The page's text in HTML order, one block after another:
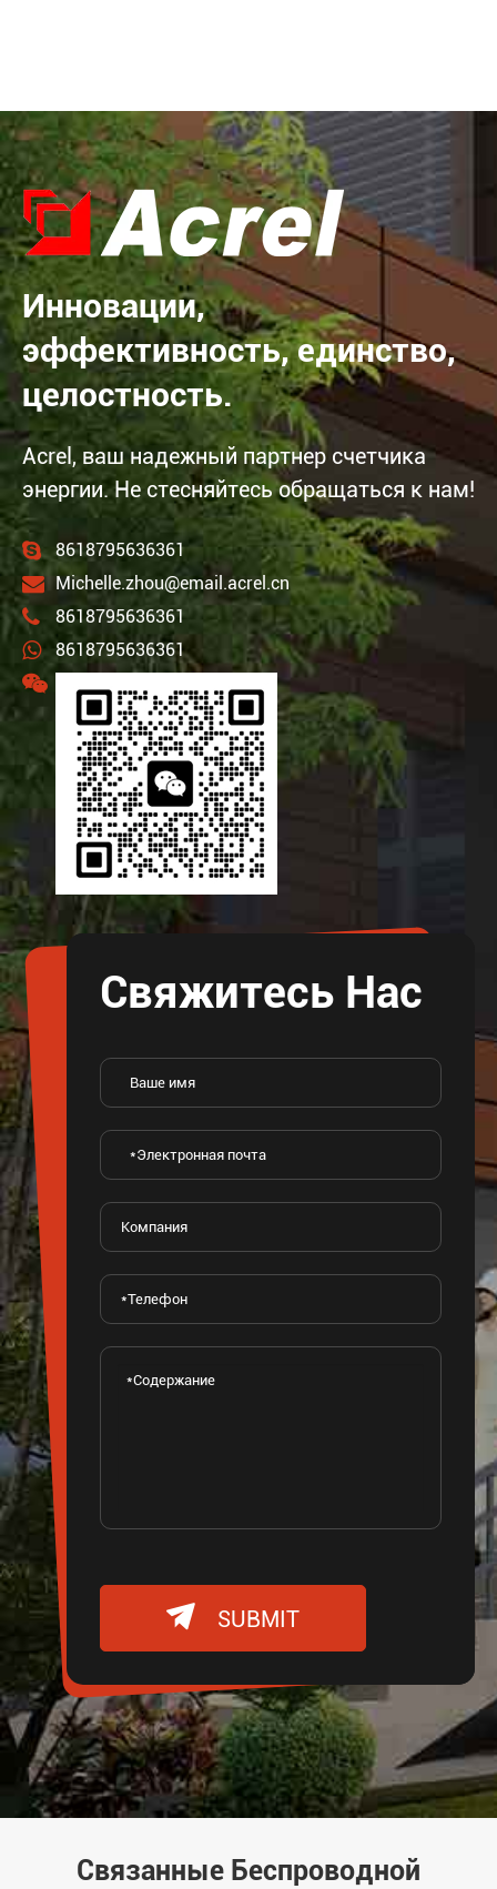
Инновации,
эффективность, единство,
целостность.
Acrel, ваш надежный партнер счетчика
энергии. Не стесняйтесь обращаться к нам!
8618795636361
Michelle.zhou@email.acrel.cn
8618795636361
8618795636361
Свяжитесь Нас
 SUBMIT
Связанные Беспроводной